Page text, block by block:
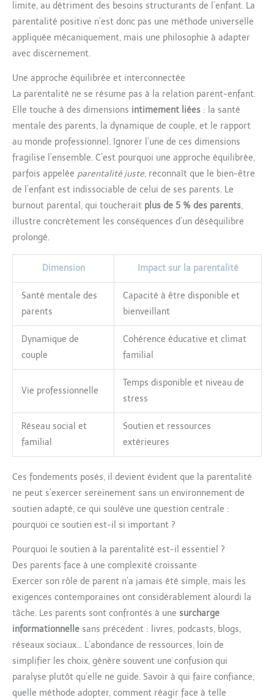
limite, au détriment des besoins structurants de l’enfant. La
parentalité positive n’est donc pas une méthode universelle
appliquée mécaniquement, mais une philosophie à adapter
avec discernement.
Une approche équilibrée et interconnectée
La parentalité ne se résume pas à la relation parent-enfant.
Elle touche à des dimensions intimement liées : la santé
mentale des parents, la dynamique de couple, et le rapport
au monde professionnel. Ignorer l’une de ces dimensions
fragilise l’ensemble. C’est pourquoi une approche équilibrée,
parfois appelée parentalité juste, reconnaît que le bien-être
de l’enfant est indissociable de celui de ses parents. Le
burnout parental, qui toucherait plus de 5 % des parents,
illustre concrètement les conséquences d’un déséquilibre
prolongé.
Dimension Impact sur la parentalité
Santé mentale des
parents
Capacité à être disponible et
bienveillant
Dynamique de
couple
Cohérence éducative et climat
familial
Vie professionnelle
Temps disponible et niveau de
stress
Réseau social et
familial
Soutien et ressources
extérieures
Ces fondements posés, il devient évident que la parentalité
ne peut s’exercer sereinement sans un environnement de
soutien adapté, ce qui soulève une question centrale :
pourquoi ce soutien est-il si important ?
Pourquoi le soutien à la parentalité est-il essentiel ?
Des parents face à une complexité croissante
Exercer son rôle de parent n’a jamais été simple, mais les
exigences contemporaines ont considérablement alourdi la
tâche. Les parents sont confrontés à une surcharge
informationnelle sans précédent : livres, podcasts, blogs,
réseaux sociaux… L’abondance de ressources, loin de
simplifier les choix, génère souvent une confusion qui
paralyse plutôt qu’elle ne guide. Savoir à qui faire confiance,
quelle méthode adopter, comment réagir face à telle